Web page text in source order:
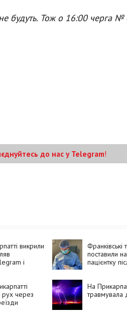
будуть. Тож о 16:00 черга №
до нас у Telegram!
викрили
і
Франківські
поставили
пацієнтку
рух через
На
травмувала